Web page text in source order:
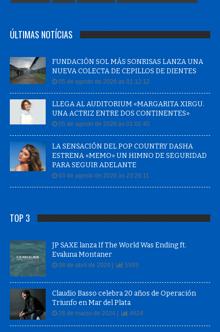
ÚLTIMAS NOTÍCIAS
FUNDACIÓN SOL MÁS SONRISAS LANZA UNA
NUEVA COLECTA DE CEPILLOS DE DIENTES
05 de agosto de 2026 às 01:12:12
LLEGA AL AUDITORIUM «MARGARITA XIRGU.
UNA ACTRIZ ENTRE DOS CONTINENTES»
05 de agosto de 2026 às 01:02:40
LA SENSACIÓN DEL POP COUNTRY DASHA
ESTRENA «MEMO» UN HIMNO DE SEGURIDAD
PARA SEGUIR ADELANTE
03 de agosto de 2026 às 23:26:11
TOP 3
JP SAXE lanza If The World Was Ending ft.
Evaluna Montaner
08 de abril de 2020 | 5593
Claudio Basso celebra 20 años de Operación
Triunfo en Mar del Plata
26 de marzo de 2024 | 4624